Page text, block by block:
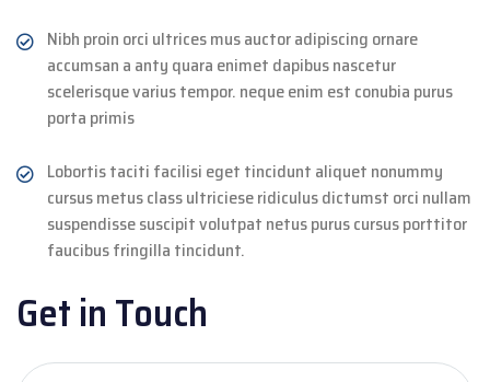
Nibh proin orci ultrices mus auctor adipiscing ornare
accumsan a anty quara enimet dapibus nascetur
scelerisque varius tempor. neque enim est conubia purus
porta primis
Lobortis taciti facilisi eget tincidunt aliquet nonummy
cursus metus class ultriciese ridiculus dictumst orci nullam
suspendisse suscipit volutpat netus purus cursus porttitor
faucibus fringilla tincidunt.
Get in Touch